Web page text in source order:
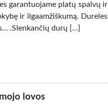
garantuojame platų spalvų ir
ir ilgaamžiškumą. Dureles
.Slenkančių durų […]
lovos